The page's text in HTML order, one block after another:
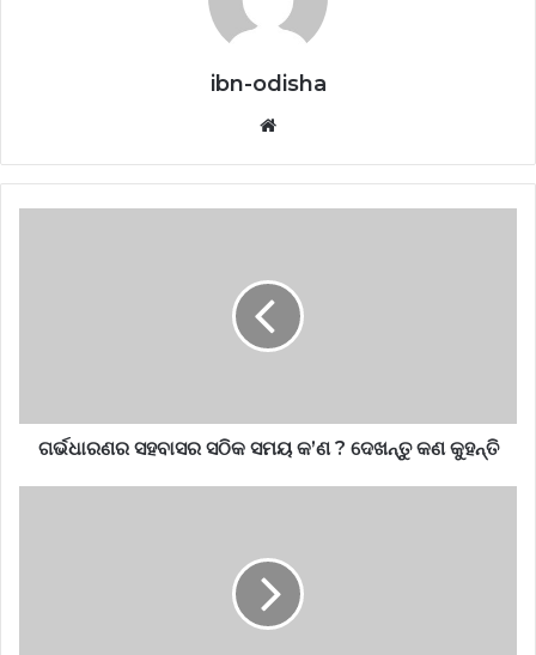
ibn-odisha
Website
ଗର୍ଭଧାରଣର ସହବାସର ସଠିକ ସମୟ କ’ଣ ? ଦେଖନ୍ତୁ କଣ କୁହନ୍ତି